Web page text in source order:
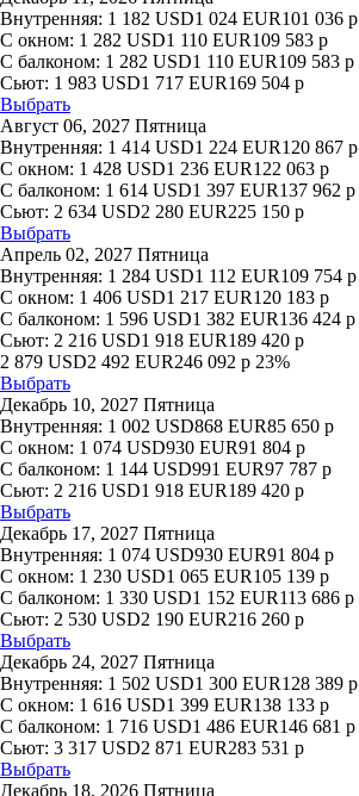
Внутренняя: 1 182 USD1 024 EUR101 036 р
С окном: 1 282 USD1 110 EUR109 583 р
С балконом: 1 282 USD1 110 EUR109 583 р
Сьют: 1 983 USD1 717 EUR169 504 р
Выбрать
Август 06, 2027 Пятница
Внутренняя: 1 414 USD1 224 EUR120 867 р
С окном: 1 428 USD1 236 EUR122 063 р
С балконом: 1 614 USD1 397 EUR137 962 р
Сьют: 2 634 USD2 280 EUR225 150 р
Выбрать
Апрель 02, 2027 Пятница
Внутренняя: 1 284 USD1 112 EUR109 754 р
С окном: 1 406 USD1 217 EUR120 183 р
С балконом: 1 596 USD1 382 EUR136 424 р
Сьют: 2 216 USD1 918 EUR189 420 р
2 879 USD2 492 EUR246 092 р 23%
Выбрать
Декабрь 10, 2027 Пятница
Внутренняя: 1 002 USD868 EUR85 650 р
С окном: 1 074 USD930 EUR91 804 р
С балконом: 1 144 USD991 EUR97 787 р
Сьют: 2 216 USD1 918 EUR189 420 р
Выбрать
Декабрь 17, 2027 Пятница
Внутренняя: 1 074 USD930 EUR91 804 р
С окном: 1 230 USD1 065 EUR105 139 р
С балконом: 1 330 USD1 152 EUR113 686 р
Сьют: 2 530 USD2 190 EUR216 260 р
Выбрать
Декабрь 24, 2027 Пятница
Внутренняя: 1 502 USD1 300 EUR128 389 р
С окном: 1 616 USD1 399 EUR138 133 р
С балконом: 1 716 USD1 486 EUR146 681 р
Сьют: 3 317 USD2 871 EUR283 531 р
Выбрать
Декабрь 18, 2026 Пятница